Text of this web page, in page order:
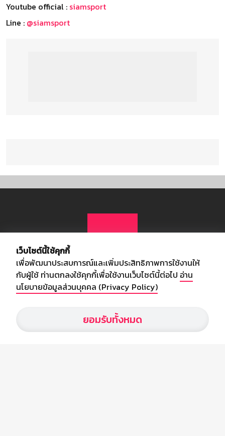
Youtube official : siamsport
Line : @siamsport
เกี่ยวกับเรา
อัพเดทข่าวสารวงการกีฬา ฟุตบอล ผลบอล ผลฟุตบอลทั่วโลก ฟรีเมียร์
ลีก ไทยลีก ฟุตบอลโลก ยูฟ่าแซมเปี้ยนส์ลีก พร้อมทั้งวิเคราะห์บอล จาก
เว็บไซต์นี้ใช้คุกกี้
เพื่อพัฒนาประสบการณ์และเพิ่มประสิทธิภาพการใช้งานให้
กับผู้ใช้ ท่านตกลงใช้คุกกี้เพื่อใช้งานเว็บไซต์นี้ต่อไป อ่าน
นโยบายข้อมูลส่วนบุคคล (Privacy Policy)
ยอมรับทั้งหมด